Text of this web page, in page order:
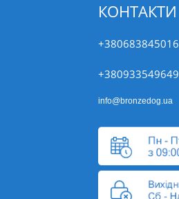
КОНТАКТИ
+380683845016
+380933549649
info@bronzedog.ua